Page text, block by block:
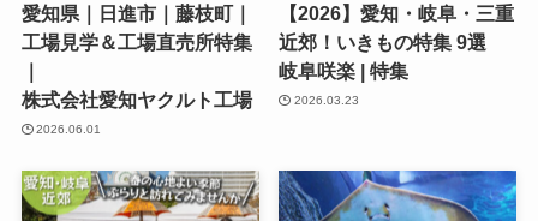
愛知県｜日進市｜藤枝町｜
工場見学＆工場直売所特集
｜
株式会社愛知ヤクルト工場
2026.06.01
【2026】愛知・岐阜・三重
近郊！いきもの特集 9選
岐阜咲楽 | 特集
2026.03.23